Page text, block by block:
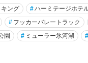
キング #ハーミテージホテ
# フッカーバレートラック
園 # ミューラー氷河湖 #